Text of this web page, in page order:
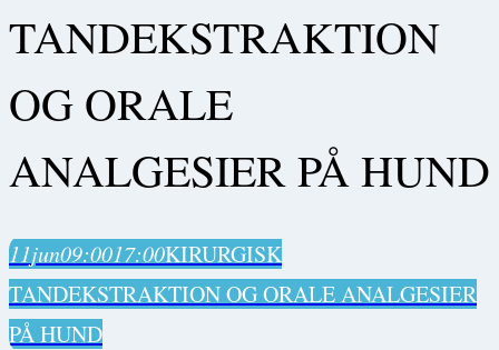
TANDEKSTRAKTION
OG ORALE
ANALGESIER PÅ HUND
11jun09:0017:00KIRURGISK
TANDEKSTRAKTION OG ORALE ANALGESIER
PÅ HUND